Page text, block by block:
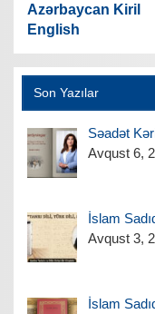
Azərbaycan Kiril
English
Son Yazılar
Səadət
Avqust 6,
İslam
Avqust 3,
İslam